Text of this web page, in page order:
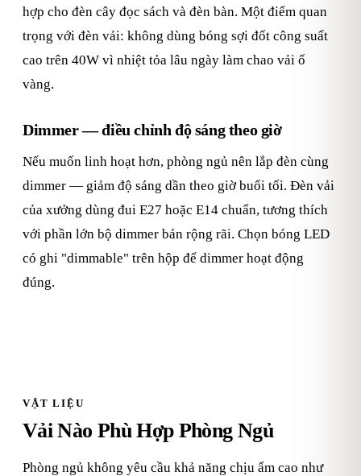
hợp cho đèn cây đọc sách và đèn bàn. Một điểm quan
trọng với đèn vải: không dùng bóng sợi đốt công suất
cao trên 40W vì nhiệt tỏa lâu ngày làm chao vải ố
vàng.
Dimmer — điều chỉnh độ sáng theo giờ
Nếu muốn linh hoạt hơn, phòng ngủ nên lắp đèn cùng
dimmer — giảm độ sáng dần theo giờ buổi tối. Đèn vải
của xưởng dùng đui E27 hoặc E14 chuẩn, tương thích
với phần lớn bộ dimmer bán rộng rãi. Chọn bóng LED
có ghi "dimmable" trên hộp để dimmer hoạt động
đúng.
VẬT LIỆU
Vải Nào Phù Hợp Phòng Ngủ
Phòng ngủ không yêu cầu khả năng chịu ẩm cao như